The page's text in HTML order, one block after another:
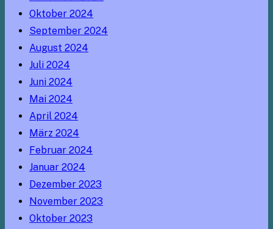
Oktober 2024
September 2024
August 2024
Juli 2024
Juni 2024
Mai 2024
April 2024
März 2024
Februar 2024
Januar 2024
Dezember 2023
November 2023
Oktober 2023